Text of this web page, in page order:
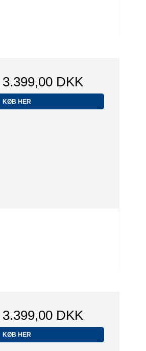
3.399,00 DKK
KØB HER
3.399,00 DKK
KØB HER